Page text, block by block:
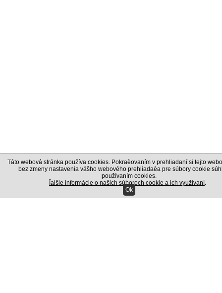
Táto webová stránka používa cookies. Pokraèovaním v prehliadaní si tejto
bez zmeny nastavenia vášho webového prehliadaèa pre súbory cookie
používaním cookies.
Ïalšie informácie o našich súboroch cookie a ich využívaní.
Ok